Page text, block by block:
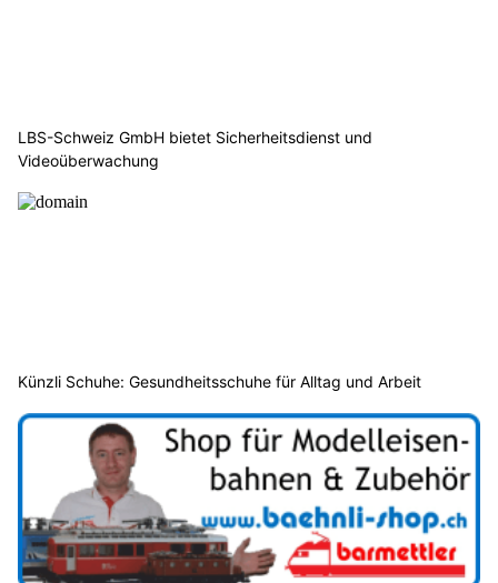
LBS-Schweiz GmbH bietet Sicherheitsdienst und
Videoüberwachung
Künzli Schuhe: Gesundheitsschuhe für Alltag und Arbeit